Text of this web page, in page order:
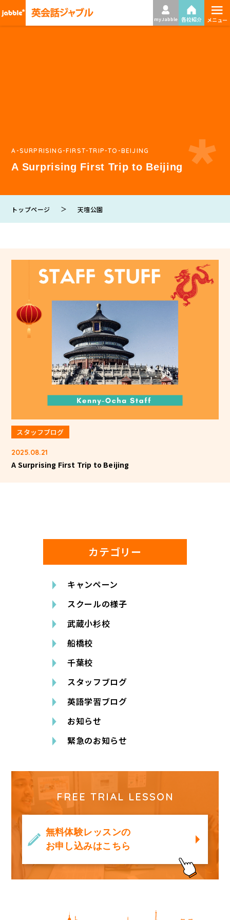
my Jabble 各校紹介 ≡
メニュー
A-SURPRISING-FIRST-TRIP-TO-BEIJING
A Surprising First Trip to Beijing
トップページ ＞ 天壇公園
スタッフブログ
2025.08.21
A Surprising First Trip to Beijing
カテゴリー
キャンペーン
スクールの様子
武蔵小杉校
船橋校
千葉校
スタッフブログ
英語学習ブログ
お知らせ
緊急のお知らせ
FREE TRIAL LESSON
無料体験レッスンの
お申し込みはこちら